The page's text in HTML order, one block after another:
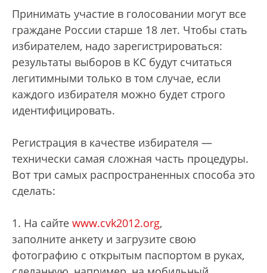
Принимать участие в голосовании могут все
граждане России старше 18 лет. Чтобы стать
избирателем, надо зарегистрироваться:
результаты выборов в КС будут считаться
легитимными только в том случае, если
каждого избирателя можно будет строго
идентифицировать.
Регистрация в качестве избирателя —
технически самая сложная часть процедуры.
Вот три самых распространенных способа это
сделать:
1. На сайте www.cvk2012.org,
заполните анкету и загрузите свою
фотографию с открытым паспортом в руках,